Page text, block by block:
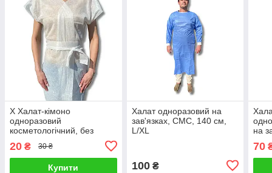
Х Халат-кімоно
одноразовий
косметологічний, без
20 ₴ 30 ₴
Купити
Халат одноразовий на
зав'язках, СМС, 140 см,
L/XL
100₴
на
70